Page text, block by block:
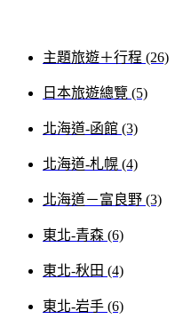
主題旅遊＋行程 (26)
日本旅遊總覽 (5)
北海道-函館 (3)
北海道-札幌 (4)
北海道－富良野 (3)
東北-青森 (6)
東北-秋田 (4)
東北-岩手 (6)